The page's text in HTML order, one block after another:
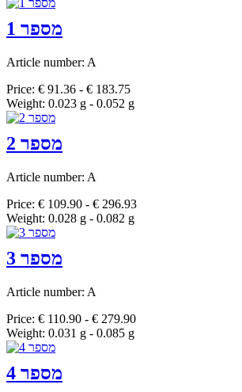
מספר 1
Article number: A
Price: € 91.36 - € 183.75
Weight: 0.023 g - 0.052 g
מספר 2
Article number: A
Price: € 109.90 - € 296.93
Weight: 0.028 g - 0.082 g
מספר 3
Article number: A
Price: € 110.90 - € 279.90
Weight: 0.031 g - 0.085 g
מספר 4